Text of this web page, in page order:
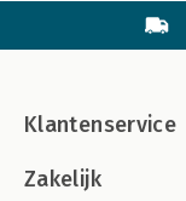
Klantenservice
Zakelijk